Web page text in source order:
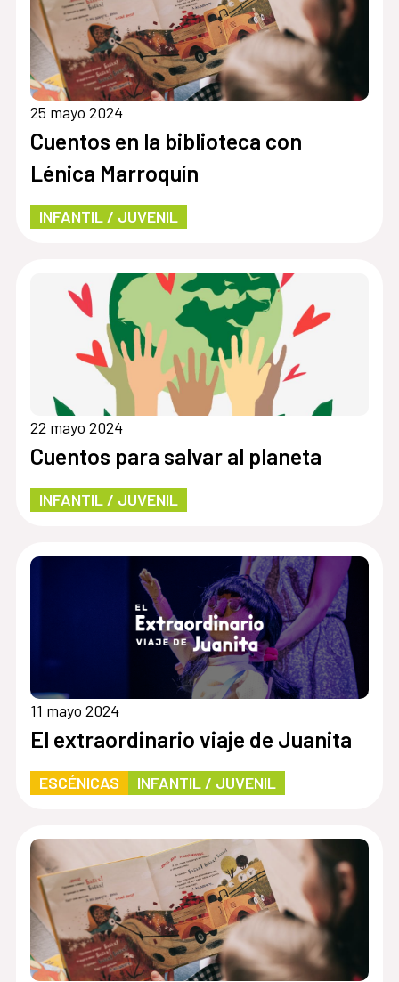
25 mayo 2024
Cuentos en la biblioteca con
Lénica Marroquín
INFANTIL / JUVENIL
22 mayo 2024
Cuentos para salvar al planeta
INFANTIL / JUVENIL
11 mayo 2024
El extraordinario viaje de Juanita
ESCÉNICAS INFANTIL / JUVENIL